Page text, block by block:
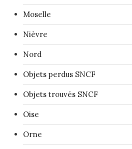
Moselle
Nièvre
Nord
Objets perdus SNCF
Objets trouvés SNCF
Oise
Orne